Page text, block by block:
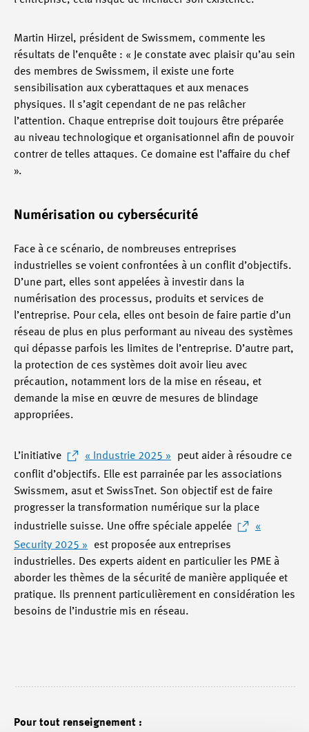
Martin Hirzel, président de Swissmem, commente les
résultats de l’enquête : « Je constate avec plaisir qu’au sein
des membres de Swissmem, il existe une forte
sensibilisation aux cyberattaques et aux menaces
physiques. Il s’agit cependant de ne pas relâcher
l’attention. Chaque entreprise doit toujours être préparée
au niveau technologique et organisationnel afin de pouvoir
contrer de telles attaques. Ce domaine est l’affaire du chef
».
Numérisation ou cybersécurité
Face à ce scénario, de nombreuses entreprises
industrielles se voient confrontées à un conflit d’objectifs.
D’une part, elles sont appelées à investir dans la
numérisation des processus, produits et services de
l’entreprise. Pour cela, elles ont besoin de faire partie d’un
réseau de plus en plus performant au niveau des systèmes
qui dépasse parfois les limites de l’entreprise. D’autre part,
la protection de ces systèmes doit avoir lieu avec
précaution, notamment lors de la mise en réseau, et
demande la mise en œuvre de mesures de blindage
appropriées.
L’initiative « Industrie 2025 »
peut aider à résoudre ce
conflit d’objectifs. Elle est parrainée par les associations
Swissmem, asut et SwissTnet. Son objectif est de faire
progresser la transformation numérique sur la place
industrielle suisse. Une offre spéciale appelée
«
Security 2025 »
est proposée aux entreprises
industrielles. Des experts aident en particulier les PME à
aborder les thèmes de la sécurité de manière appliquée et
pratique. Ils prennent particulièrement en considération les
besoins de l’industrie mis en réseau.
Pour tout renseignement :